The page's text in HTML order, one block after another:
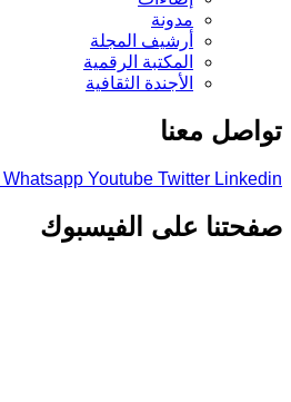
مدونة
أرشيف المجلة
المكتبة الرقمية
الأجندة الثقافية
تواصل معنا
Whatsapp Youtube Twitter Linkedin
صفحتنا على الفيسبوك